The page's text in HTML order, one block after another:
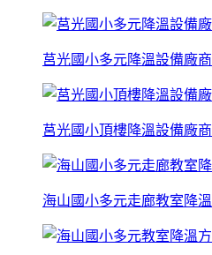
莒光國小多元降溫設備廠商
莒光國小頂樓降溫設備廠商
海山國小多元走廊教室降溫